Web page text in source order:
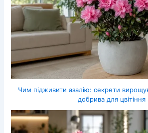
Чим підживити азалію: секрети
добрива для цвітіння